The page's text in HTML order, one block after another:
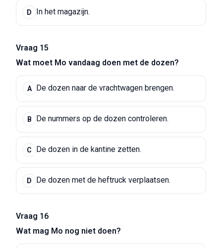
D In het magazijn.
Vraag 15
Wat moet Mo vandaag doen met de dozen?
A De dozen naar de vrachtwagen brengen.
B De nummers op de dozen controleren.
C De dozen in de kantine zetten.
D De dozen met de heftruck verplaatsen.
Vraag 16
Wat mag Mo nog niet doen?